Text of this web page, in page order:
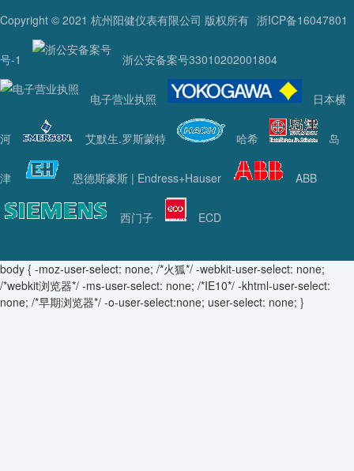
Copyright © 2021 杭州阳健仪表有限公司 版权所有 浙ICP备16047801
号-1 浙公安备案号33010202001804
电子营业执照 日本横
河 艾默生.罗斯蒙特 哈希 岛
津 恩德斯豪斯 | Endress+Hauser ABB
西门子 ECD
body { -moz-user-select: none; /*火狐*/ -webkit-user-select: none;
/*webkit浏览器*/ -ms-user-select: none; /*IE10*/ -khtml-user-select:
none; /*早期浏览器*/ -o-user-select:none; user-select: none; }